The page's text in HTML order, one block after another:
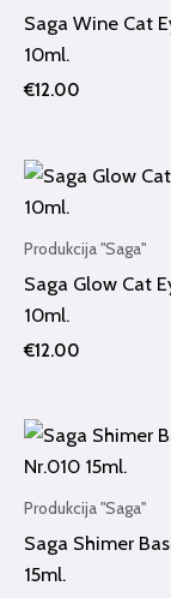
Saga Wine Cat
10ml.
€12.00
Produkcija "Saga"
Saga Glow Cat
10ml.
€12.00
Produkcija "Saga"
Saga Shimer
15ml.